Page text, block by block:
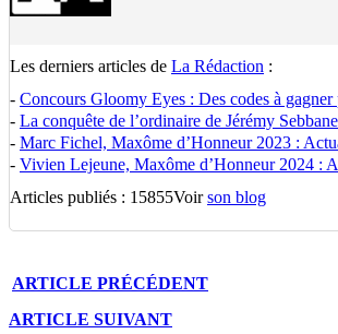
Les derniers articles de La Rédaction :
- Concours Gloomy Eyes : Des codes à
- La conquête de l’ordinaire de Jérémy
- Marc Fichel, Maxôme d’Honneur 2023 :
- Vivien Lejeune, Maxôme d’Honneur 2024 :
Articles publiés : 15855Voirson blog
ARTICLE PRÉCÉDENT
ARTICLE SUIVANT